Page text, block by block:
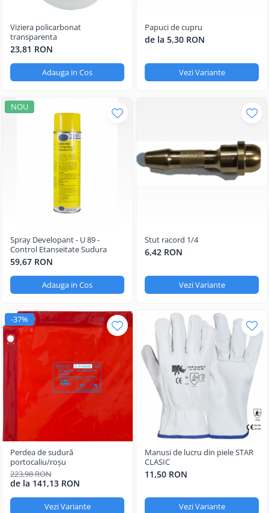
Viziera policarbonat
transparenta
23,81 RON
Adauga in Cos
Papuci de cupru
de la 5,30 RON
Vezi Variante
NOU
Spray Developant - U 89 -
Control Etanseitate Sudura
59,67 RON
Adauga in Cos
Stut racord 1/4
6,42 RON
Vezi Variante
-37%
Perdea de sudură
portocaliu/roşu
223,98 RON
de la 141,13 RON
Vezi Variante
Manusi de lucru din piele STAR
CLASIC
11,50 RON
Vezi Variante